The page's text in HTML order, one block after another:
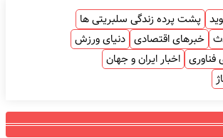
پشت پرده زندگی سلبریتی ها
خبرهای اقتصادی دنیای ورزش
فناوری اخبار ایران و جهان